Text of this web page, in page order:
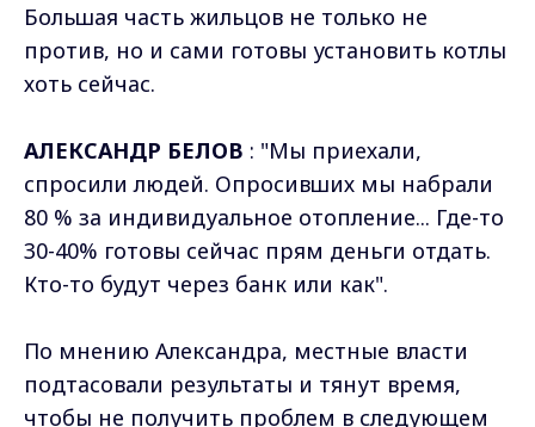
Большая часть жильцов не только не
против, но и сами готовы установить котлы
хоть сейчас.
АЛЕКСАНДР БЕЛОВ : "Мы приехали,
спросили людей. Опросивших мы набрали
80 % за индивидуальное отопление... Где-то
30-40% готовы сейчас прям деньги отдать.
Кто-то будут через банк или как".
По мнению Александра, местные власти
подтасовали результаты и тянут время,
чтобы не получить проблем в следующем